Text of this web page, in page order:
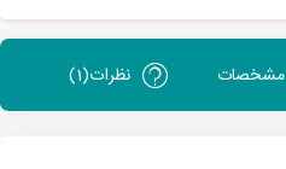
مشخصات نظرات(1)